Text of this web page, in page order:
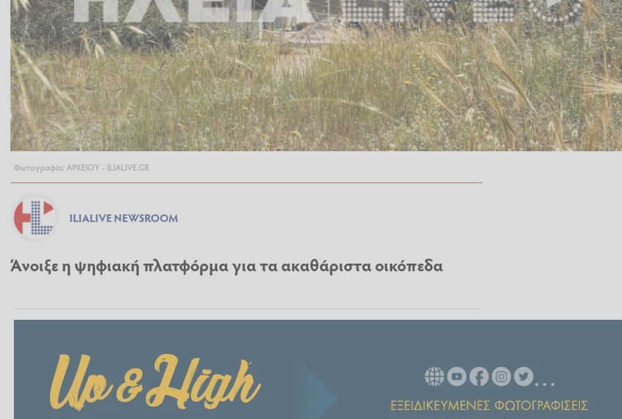
Φωτογραφία: ΑΡΧΕΙΟΥ - ILIALIVE.GR
ILIALIVE NEWSROOM
Άνοιξε η ψηφιακή πλατφόρμα για τα ακαθάριστα οικόπεδα